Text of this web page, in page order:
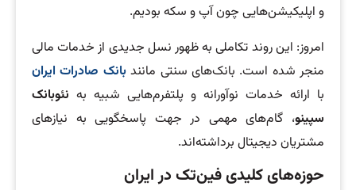
و اپلیکیشن‌هایی چون آپ و سکه بودیم.
امروز: این روند تکاملی به ظهور نسل جدیدی از خدمات مالی
منجر شده است. بانک‌های سنتی مانندبانک صادرات ایران
با ارائه خدمات نوآورانه و پلتفرم‌هایی شبیه به نئوبانک
سپینو، گام‌های مهمی در جهت پاسخگویی به نیازهای
مشتریان دیجیتال برداشته‌اند.
حوزه‌های کلیدی فین‌تک در ایران